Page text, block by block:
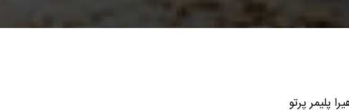
پلیمر پرتو